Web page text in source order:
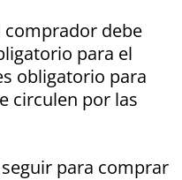
comprador debe
para el
obligatorio para
circulen por las
para comprar